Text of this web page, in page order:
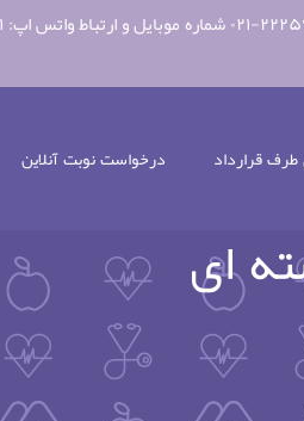
طرف قرارداد درخواست نوبت آنلاین
ای